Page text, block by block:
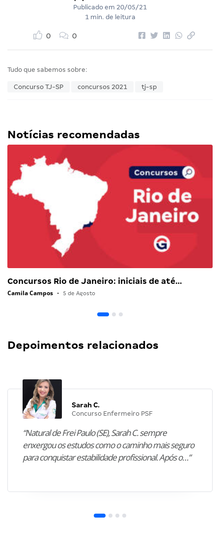
Publicado em 20/05/21
1 min. de leitura
0 0
Tudo que sabemos sobre:
Concurso TJ-SP concursos 2021 tj-sp
Notícias recomendadas
Concursos Rio de Janeiro: iniciais de até…
Camila Campos • 5 de Agosto
Depoimentos relacionados
Sarah C.
Concurso Enfermeiro PSF
“Natural de Frei Paulo (SE), Sarah C. sempre
enxergou os estudos como o caminho mais seguro
para conquistar estabilidade profissional. Após o…”